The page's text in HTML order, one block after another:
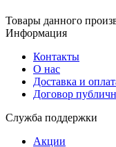
Товары данного
Информация
Контакты
О нас
Доставка и
Договор
Служба поддержки
Акции